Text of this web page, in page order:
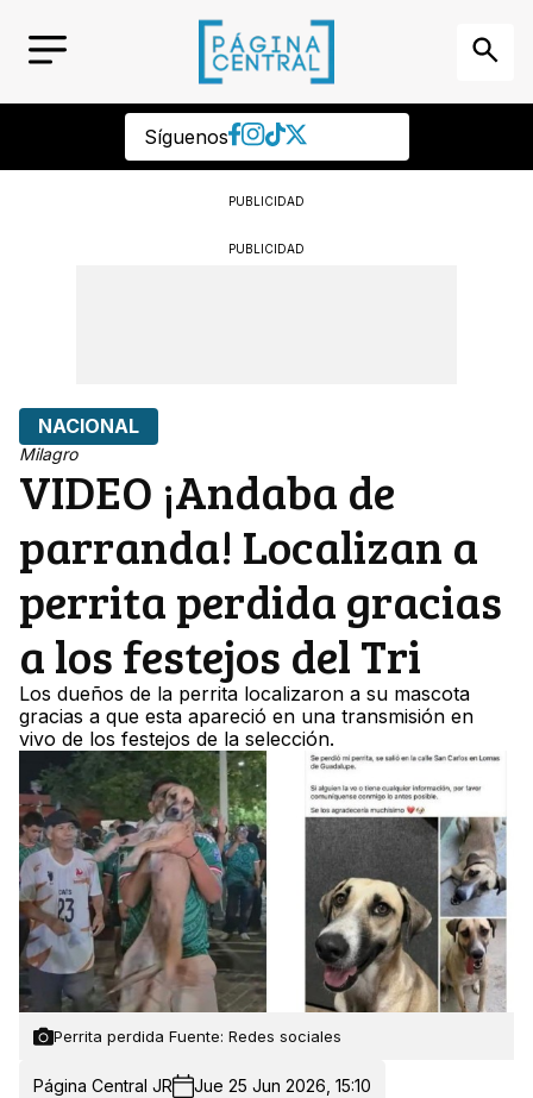
Síguenos
PUBLICIDAD
PUBLICIDAD
NACIONAL
Milagro
VIDEO ¡Andaba de
parranda! Localizan a
perrita perdida gracias
a los festejos del Tri
Los dueños de la perrita localizaron a su mascota
gracias a que esta apareció en una transmisión en
vivo de los festejos de la selección.
Perrita perdida Fuente: Redes sociales
Página Central JR Jue 25 Jun 2026, 15:10